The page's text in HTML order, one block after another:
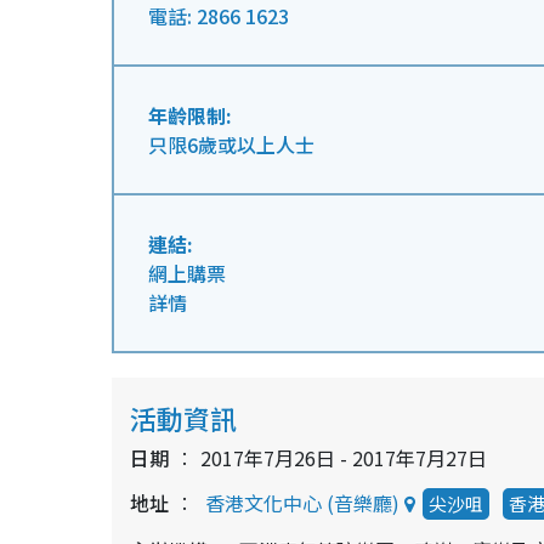
電話: 2866 1623
年齡限制:
只限6歲或以上人士
連結:
網上購票
詳情
活動資訊
日期
2017年7月26日 - 2017年7月27日
地址
香港文化中心 (音樂廳) 尖沙咀 香